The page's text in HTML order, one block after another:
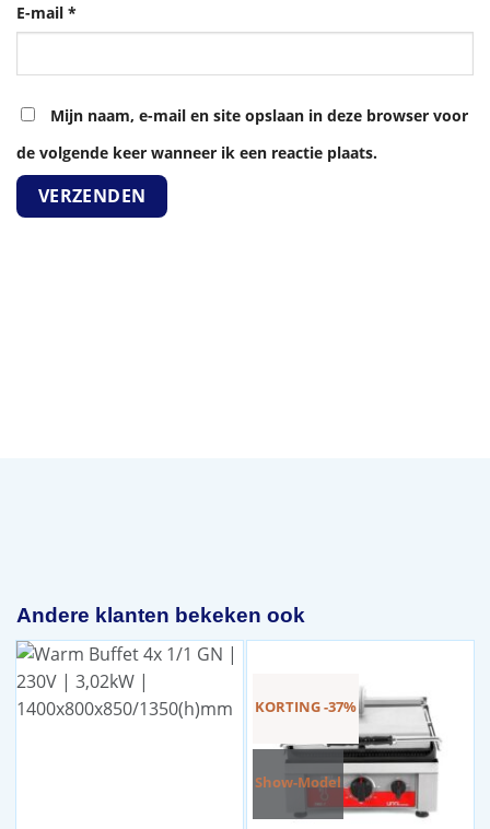
E-mail *
Mijn naam, e-mail en site opslaan in deze browser voor
de volgende keer wanneer ik een reactie plaats.
Andere klanten bekeken ook
KORTING -37%
Show-Model